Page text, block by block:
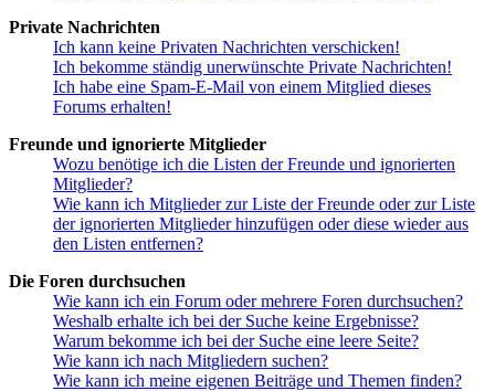
Private Nachrichten
Ich kann keine Privaten Nachrichten verschicken!
Ich bekomme ständig unerwünschte Private Nachrichten!
Ich habe eine Spam-E-Mail von einem Mitglied dieses
Forums erhalten!
Freunde und ignorierte Mitglieder
Wozu benötige ich die Listen der Freunde und ignorierten
Mitglieder?
Wie kann ich Mitglieder zur Liste der Freunde oder zur Liste
der ignorierten Mitglieder hinzufügen oder diese wieder aus
den Listen entfernen?
Die Foren durchsuchen
Wie kann ich ein Forum oder mehrere Foren durchsuchen?
Weshalb erhalte ich bei der Suche keine Ergebnisse?
Warum bekomme ich bei der Suche eine leere Seite?
Wie kann ich nach Mitgliedern suchen?
Wie kann ich meine eigenen Beiträge und Themen finden?